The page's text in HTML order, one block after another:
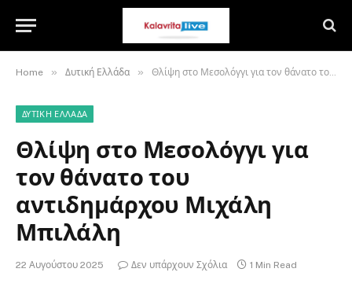
Home » Δυτική Ελλάδα » Θλίψη στο Μεσολόγγι για τον θάνατο του αντιδημάρχου Μιχάλη Μπιλάλη
ΔΥΤΙΚΉ ΕΛΛΆΔΑ
Θλίψη στο Μεσολόγγι για
τον θάνατο του
αντιδημάρχου Μιχάλη
Μπιλάλη
22 Αυγούστου 2025 Δεν υπάρχουν Σχόλια 1 Min Read